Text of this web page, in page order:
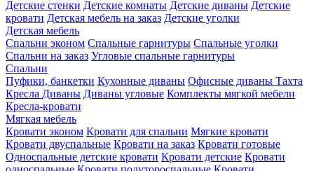
Детские стенки Детские комнаты Детские диваны Детские
кровати Детская мебель на заказ Детские уголки
Детская мебель
Спальни эконом Спальные гарнитуры Спальные уголки
Спальни на заказ Угловые спальные гарнитуры
Спальни
Пуфики, банкетки Кухонные диваны Офисные диваны Тахта
Кресла Диваны Диваны угловые Комплекты мягкой мебели
Кресла-кровати
Мягкая мебель
Кровати эконом Кровати для спальни Мягкие кровати
Кровати двуспальные Кровати на заказ Кровати готовые
Односпальные детские кровати Кровати детские Кровати